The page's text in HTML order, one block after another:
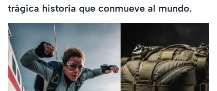
trágica historia que conmueve al mundo.